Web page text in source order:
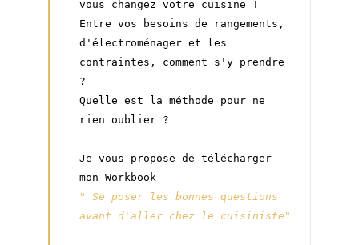
vous changez votre cuisine !
Entre vos besoins de rangements,
d'électroménager et les
contraintes, comment s'y prendre
?
Quelle est la méthode pour ne
rien oublier ?
Je vous propose de télécharger
mon Workbook
" Se poser les bonnes questions
avant d'aller chez le cuisiniste"